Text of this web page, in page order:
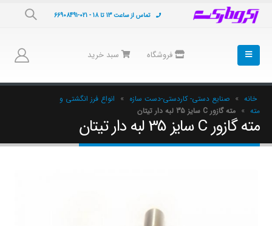
تماس از ساعت 13 تا 18 - 021-66908491
فروشگاه سبد خرید
خانه » صنایع دستی- کاردستی-دست سازه » انواع فرز انگشتی و
مته » مته گازور C سایز 35 لبه دار تیتان
مته گازور C سایز 35 لبه دار تیتان